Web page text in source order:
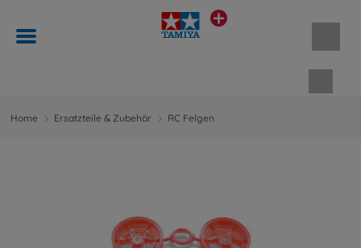
Home Ersatzteile & Zubehör RC Felgen